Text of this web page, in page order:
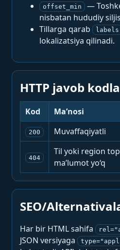
offset_min
—
nisbatan hududiy
Tillarga qarab
labels
lokalizatsiya qilinadi.
HTTP javob
Kod Ma’nosi
200 Muvaffaqiyatli
404
Til yoki region
ma’lumot yo‘q
SEO/
Har bir HTML sahifa
JSON versiyaga